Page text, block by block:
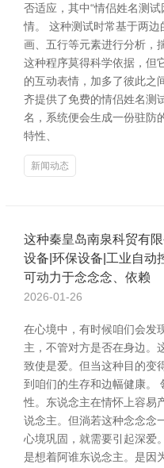
否适应，其中“情侣姓名测
情。 这种测试时常基于两
画、五行等元素进行分析，
这种程序莫得科学依据，但
的互动表情，加多了彼此之
齐提供了免费的情侣姓名测
名，系统便会生成一份驻防
特性、
新闻动态
这种秦皇岛南泉科贸有
设备|环保设备|工业自动
可动力于念念念、依赖
2026-01-26
在心境中，有时候咱们会发
主，不管对方是否在身边。
致使是爱。但当这种目的变
到咱们的生存和边幅健康。
性。东说念主在情怀上容易
说念主。但淌若这种念念念
心境巩固，就需要引起深爱
是想着阿谁东说念主。是因